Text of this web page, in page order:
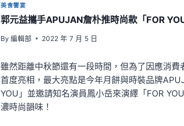
美食饗宴
郭元益攜手APUJAN詹朴推時尚款「FOR
By 編輯部 2022 年 7 月 5 日
雖然距離中秋節還有一段時間，但為了因應消
首度亮相，最大亮點是今年月餅與時裝品牌
YOU」並邀請知名演員鳳小岳來演繹「FOR
濃時尚韻味！